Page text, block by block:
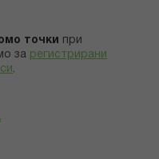
точки
при
за регистрирани
.